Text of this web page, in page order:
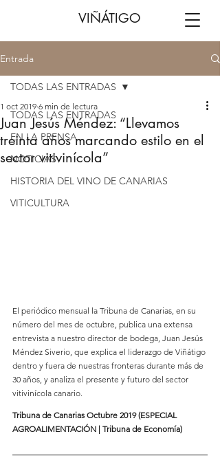
VIÑÁTIGO
Entrada
TODAS LAS ENTRADAS
EN LA PRENSA
NOTICIAS
HISTORIA DEL VINO DE CANARIAS
VITICULTURA
TODAS LAS ENTRADAS
Juan Jesús Méndez: “Llevamos
treinta años marcando estilo en el
sector vitivinícola”
1 oct 2019 6 min de lectura
El periódico mensual la Tribuna de Canarias, en su
número del mes de octubre, publica una extensa
entrevista a nuestro director de bodega, Juan Jesús
Méndez Siverio, que explica el liderazgo de Viñátigo
dentro y fuera de nuestras fronteras durante más de
30 años, y analiza el presente y futuro del sector
vitivinícola canario.
Tribuna de Canarias Octubre 2019 (ESPECIAL
AGROALIMENTACIÓN | Tribuna de Economía)